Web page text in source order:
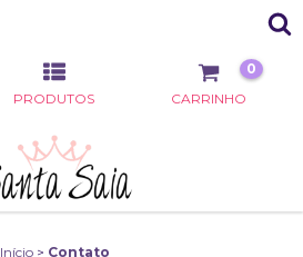
PRODUTOS CARRINHO
0
Início > Contato